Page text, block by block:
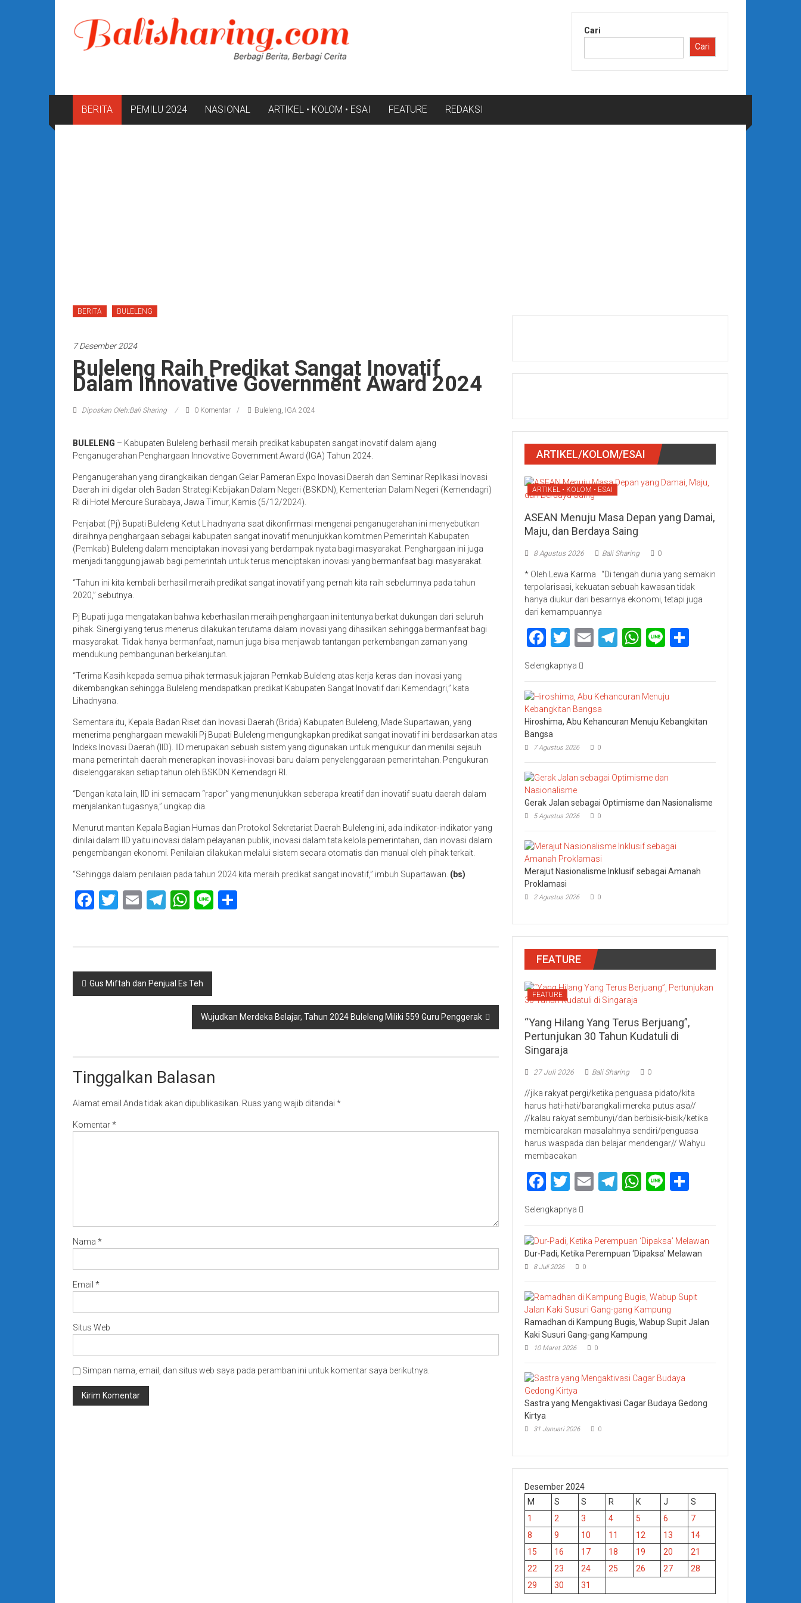
konten
Cari
Cari
BERITA PEMILU 2024 NASIONAL ARTIKEL • KOLOM • ESAI FEATURE REDAKSI
BERITA BULELENG
7 Desember 2024
Buleleng Raih Predikat Sangat Inovatif
Dalam Innovative Government Award 2024
Diposkan Oleh:Bali Sharing 0 Komentar Buleleng, IGA 2024
BULELENG – Kabupaten Buleleng berhasil meraih predikat kabupaten sangat inovatif dalam ajang
Penganugerahan Penghargaan Innovative Government Award (IGA) Tahun 2024.
Penganugerahan yang dirangkaikan dengan Gelar Pameran Expo Inovasi Daerah dan Seminar Replikasi Inovasi
Daerah ini digelar oleh Badan Strategi Kebijakan Dalam Negeri (BSKDN), Kementerian Dalam Negeri (Kemendagri)
RI di Hotel Mercure Surabaya, Jawa Timur, Kamis (5/12/2024).
Penjabat (Pj) Bupati Buleleng Ketut Lihadnyana saat dikonfirmasi mengenai penganugerahan ini menyebutkan
diraihnya penghargaan sebagai kabupaten sangat inovatif menunjukkan komitmen Pemerintah Kabupaten
(Pemkab) Buleleng dalam menciptakan inovasi yang berdampak nyata bagi masyarakat. Penghargaan ini juga
menjadi tanggung jawab bagi pemerintah untuk terus menciptakan inovasi yang bermanfaat bagi masyarakat.
“Tahun ini kita kembali berhasil meraih predikat sangat inovatif yang pernah kita raih sebelumnya pada tahun
2020,” sebutnya.
Pj Bupati juga mengatakan bahwa keberhasilan meraih penghargaan ini tentunya berkat dukungan dari seluruh
pihak. Sinergi yang terus menerus dilakukan terutama dalam inovasi yang dihasilkan sehingga bermanfaat bagi
masyarakat. Tidak hanya bermanfaat, namun juga bisa menjawab tantangan perkembangan zaman yang
mendukung pembangunan berkelanjutan.
“Terima Kasih kepada semua pihak termasuk jajaran Pemkab Buleleng atas kerja keras dan inovasi yang
dikembangkan sehingga Buleleng mendapatkan predikat Kabupaten Sangat Inovatif dari Kemendagri,” kata
Lihadnyana.
Sementara itu, Kepala Badan Riset dan Inovasi Daerah (Brida) Kabupaten Buleleng, Made Supartawan, yang
menerima penghargaan mewakili Pj Bupati Buleleng mengungkapkan predikat sangat inovatif ini berdasarkan atas
Indeks Inovasi Daerah (IID). IID merupakan sebuah sistem yang digunakan untuk mengukur dan menilai sejauh
mana pemerintah daerah menerapkan inovasi-inovasi baru dalam penyelenggaraan pemerintahan. Pengukuran
diselenggarakan setiap tahun oleh BSKDN Kemendagri RI.
“Dengan kata lain, IID ini semacam “rapor” yang menunjukkan seberapa kreatif dan inovatif suatu daerah dalam
menjalankan tugasnya,” ungkap dia.
Menurut mantan Kepala Bagian Humas dan Protokol Sekretariat Daerah Buleleng ini, ada indikator-indikator yang
dinilai dalam IID yaitu inovasi dalam pelayanan publik, inovasi dalam tata kelola pemerintahan, dan inovasi dalam
pengembangan ekonomi. Penilaian dilakukan melalui sistem secara otomatis dan manual oleh pihak terkait.
“Sehingga dalam penilaian pada tahun 2024 kita meraih predikat sangat inovatif,” imbuh Supartawan. (bs)
Facebook
Twitter
EmailTelegram
WhatsApp
Line
Navigasi
pos
Gus Miftah dan Penjual Es Teh
Wujudkan Merdeka Belajar, Tahun 2024 Buleleng Miliki 559 Guru Penggerak
Tinggalkan Balasan
Alamat email Anda tidak akan dipublikasikan. Ruas yang wajib ditandai *
Komentar*
Nama *
Email *
Situs Web
Simpan nama, email, dan situs web saya pada peramban ini untuk komentar saya berikutnya.
ARTIKEL/KOLOM/ESAI
ARTIKEL • KOLOM • ESAI
ASEAN Menuju Masa Depan yang Damai,
Maju, dan Berdaya Saing
8 Agustus 2026 Bali Sharing 0
* Oleh Lewa Karma “Di tengah dunia yang semakin
terpolarisasi, kekuatan sebuah kawasan tidak
hanya diukur dari besarnya ekonomi, tetapi juga
dari kemampuannya
Facebook
Twitter
EmailTelegram
WhatsApp
Line
Selengkapnya
Hiroshima, Abu Kehancuran Menuju Kebangkitan
Bangsa
7 Agustus 2026 0
Gerak Jalan sebagai Optimisme dan Nasionalisme
5 Agustus 2026 0
Merajut Nasionalisme Inklusif sebagai Amanah
Proklamasi
2 Agustus 2026 0
FEATURE
FEATURE
“Yang Hilang Yang Terus Berjuang”,
Pertunjukan 30 Tahun Kudatuli di
Singaraja
27 Juli 2026 Bali Sharing 0
//jika rakyat pergi/ketika penguasa pidato/kita
harus hati-hati/barangkali mereka putus asa//
//kalau rakyat sembunyi/dan berbisik-bisik/ketika
membicarakan masalahnya sendiri/penguasa
harus waspada dan belajar mendengar// Wahyu
membacakan
Facebook
Twitter
EmailTelegram
WhatsApp
Line
Selengkapnya
Dur-Padi, Ketika Perempuan ‘Dipaksa’ Melawan
8 Juli 2026 0
Ramadhan di Kampung Bugis, Wabup Supit Jalan
Kaki Susuri Gang-gang Kampung
10 Maret 2026 0
Sastra yang Mengaktivasi Cagar Budaya Gedong
Kirtya
31 Januari 2026 0
Desember 2024
M
S S R K J
S
1
2 3 4 5 6
7
8
9 10 11 12 13
14
15
16 17 18 19 20
21
22
23 24 25 26 27
28
29
30 31